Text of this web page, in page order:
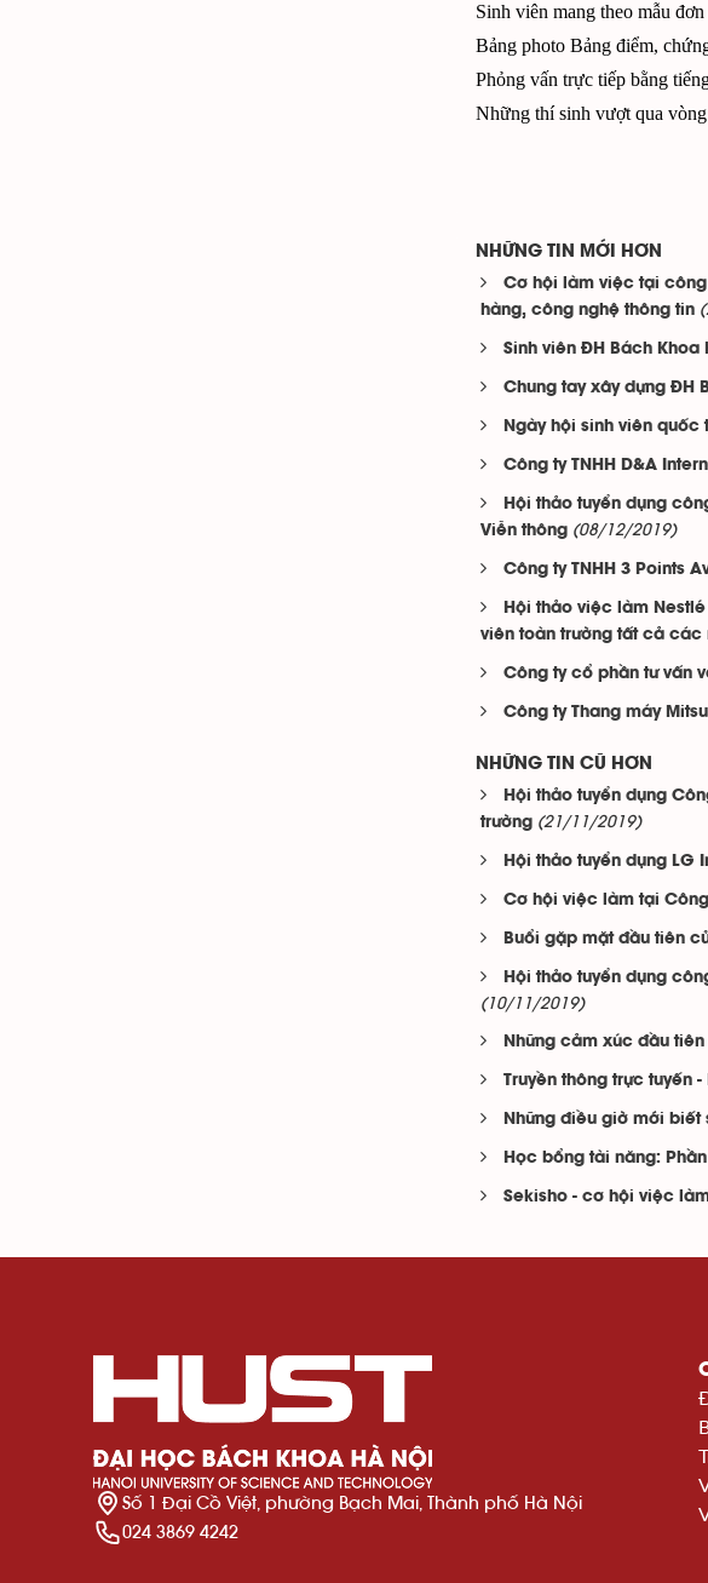
Sinh viên mang theo mẫu
Bảng photo Bảng điểm,
Phỏng vấn trực tiếp bằng
Những thí sinh vượt qua
NHỮNG TIN MỚI HƠN
Cơ hội làm việc tại
hàng, công nghệ thông tin
Sinh viên ĐH Bách Khoa
Chung tay xây dựng ĐH
Ngày hội sinh viên quốc
Công ty TNHH D&A
Hội thảo tuyển dụng
Viễn thông (08/12/2019)
Công ty TNHH 3 Points
Hội thảo việc làm
viên toàn trường tất cả các
Công ty cổ phần tư vấn
Công ty Thang máy
NHỮNG TIN CŨ HƠN
Hội thảo tuyển dụng
trường (21/11/2019)
Hội thảo tuyển dụng LG
Cơ hội việc làm tại
Buổi gặp mặt đầu tiên
Hội thảo tuyển dụng
(10/11/2019)
Những cảm xúc đầu tiên
Truyền thông trực tuyến -
Những điều giờ mới biết
Học bổng tài năng:
Sekisho - cơ hội việc
Số 1 Đại Cồ Việt, phường Bạch Mai, Thành phố Hà Nội
024 3869 4242